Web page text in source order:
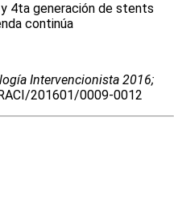
4ta generación de stents
continúa
Intervencionista 2016;
201601/0009-0012